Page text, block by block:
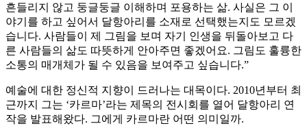
흔들리지 않고 둥글둥글 이해하며 포용하는 삶. 사실은 그 이
야기를 하고 싶어서 달항아리를 소재로 선택했는지도 모르겠
습니다. 사람들이 제 그림을 보며 자기 인생을 뒤돌아보고 다
른 사람들의 삶도 따뜻하게 안아주면 좋겠어요. 그림도 훌륭한
소통의 매개체가 될 수 있음을 보여주고 싶습니다.”
예술에 대한 정신적 지향이 드러나는 대목이다. 2010년부터 최
근까지 그는 ‘카르마’라는 제목의 전시회를 열어 달항아리 연
작을 발표해왔다. 그에게 카르마란 어떤 의미일까.